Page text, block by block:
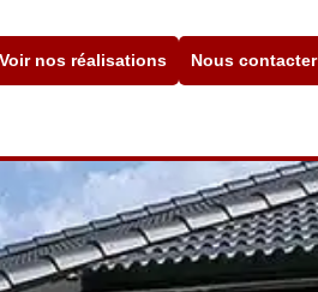
Voir nos réalisations Nous contacter